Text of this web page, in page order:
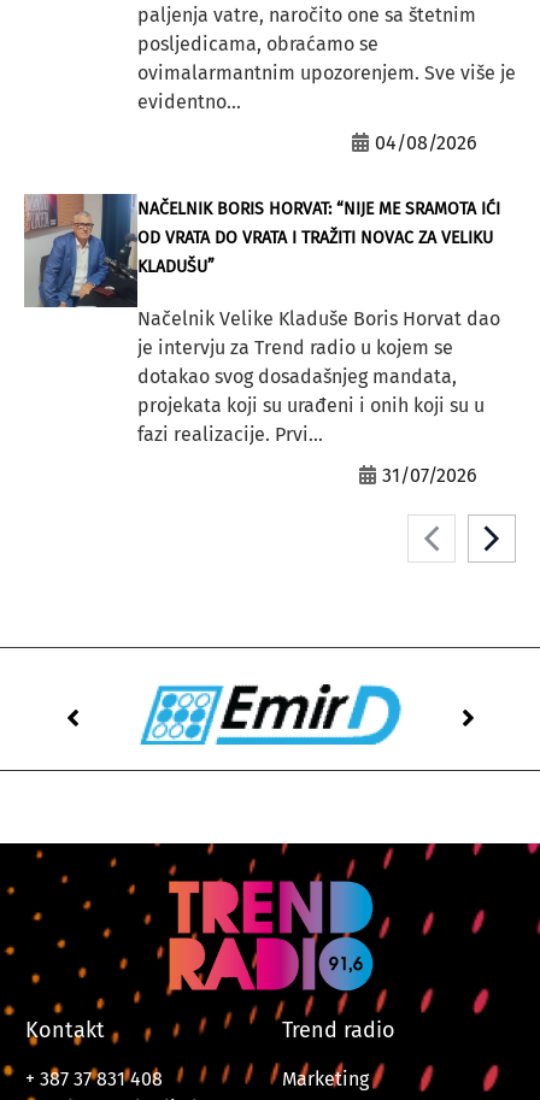
paljenja vatre, naročito one sa štetnim
posljedicama, obraćamo se
ovimalarmantnim upozorenjem. Sve više je
evidentno...
04/08/2026
NAČELNIK BORIS HORVAT: “NIJE ME SRAMOTA IĆI
OD VRATA DO VRATA I TRAŽITI NOVAC ZA VELIKU
KLADUŠU”
Načelnik Velike Kladuše Boris Horvat dao
je intervju za Trend radio u kojem se
dotakao svog dosadašnjeg mandata,
projekata koji su urađeni i onih koji su u
fazi realizacije. Prvi...
31/07/2026
Kontakt
+ 387 37 831 408
Trend radio
Marketing